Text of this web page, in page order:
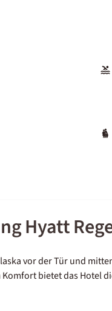
Hyatt
vor der Tür und
bietet das Hotel